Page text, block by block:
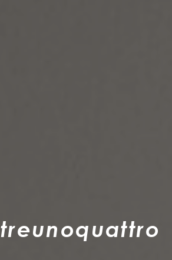
treunoquattro